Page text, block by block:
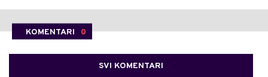
KOMENTARI 0
SVI KOMENTARI